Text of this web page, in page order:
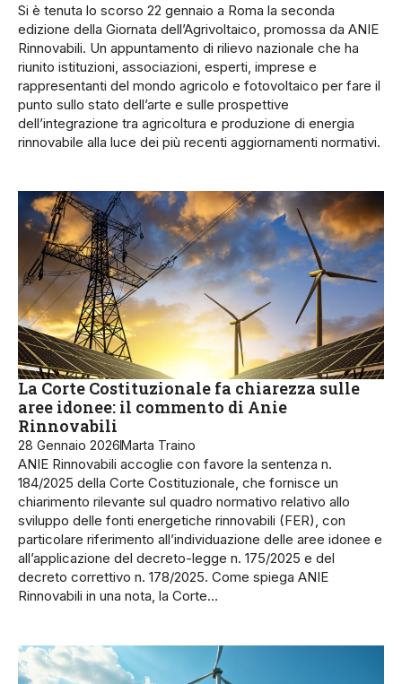
Si è tenuta lo scorso 22 gennaio a Roma la seconda
edizione della Giornata dell’Agrivoltaico, promossa da ANIE
Rinnovabili. Un appuntamento di rilievo nazionale che ha
riunito istituzioni, associazioni, esperti, imprese e
rappresentanti del mondo agricolo e fotovoltaico per fare il
punto sullo stato dell’arte e sulle prospettive
dell’integrazione tra agricoltura e produzione di energia
rinnovabile alla luce dei più recenti aggiornamenti normativi.
La Corte Costituzionale fa chiarezza sulle
aree idonee: il commento di Anie
Rinnovabili
28 Gennaio 2026Marta Traino
ANIE Rinnovabili accoglie con favore la sentenza n.
184/2025 della Corte Costituzionale, che fornisce un
chiarimento rilevante sul quadro normativo relativo allo
sviluppo delle fonti energetiche rinnovabili (FER), con
particolare riferimento all’individuazione delle aree idonee e
all’applicazione del decreto-legge n. 175/2025 e del
decreto correttivo n. 178/2025. Come spiega ANIE
Rinnovabili in una nota, la Corte…